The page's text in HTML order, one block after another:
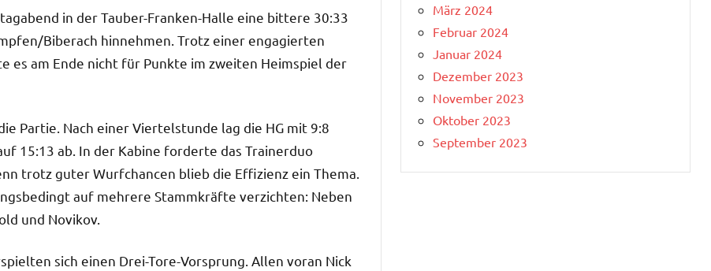
in der Tauber-Franken-Halle eine bittere 30:33
Biberach hinnehmen. Trotz einer engagierten
es am Ende nicht für Punkte im zweiten Heimspiel der
Partie. Nach einer Viertelstunde lag die HG mit 9:8
15:13 ab. In der Kabine forderte das Trainerduo
trotz guter Wurfchancen blieb die Effizienz ein Thema.
auf mehrere Stammkräfte verzichten: Neben
und Novikov.
sich einen Drei-Tore-Vorsprung. Allen voran Nick
März 2024
Februar 2024
Januar 2024
Dezember 2023
November 2023
Oktober 2023
September 2023